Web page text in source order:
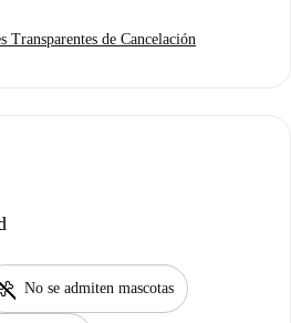
Transparentes de Cancelación
No se admiten mascotas